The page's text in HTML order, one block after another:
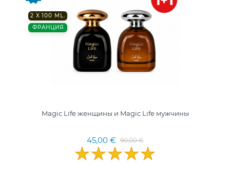
2 X 100 ML.
ФРАНЦИЯ
Magic Life женщины и Magic Life мужчины
45,00 € 90,00 €